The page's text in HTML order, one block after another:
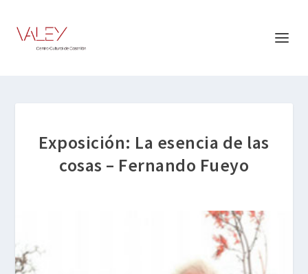
Exposición: La esencia de las
cosas – Fernando Fueyo